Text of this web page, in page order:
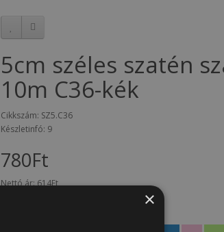
5cm széles szatén
10m C36-kék
Cikkszám: SZ5.C36
Készletinfó: 9
780Ft
Nettó ár:614Ft
×